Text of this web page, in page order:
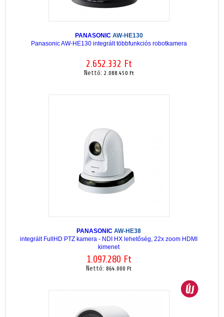
PANASONIC AW-HE130
Panasonic AW-HE130 integrált többfunkciós robotkamera
2.652.332 Ft
Nettó: 2.088.450 Ft
PANASONIC AW-HE38
integrált FullHD PTZ kamera - NDI HX lehetőség, 22x zoom HDMI
kimenet
1.097.280 Ft
Nettó: 864.000 Ft